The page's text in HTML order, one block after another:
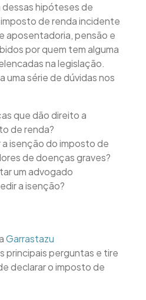
hipóteses de
de renda incidente
aposentadoria, pensão e
por quem tem alguma
na legislação.
uma série de dúvidas nos
que dão direito a
de renda?
isenção do imposto de
de doenças graves?
um advogado
a isenção?
Garrastazu
principais perguntas e tire
declarar o imposto de